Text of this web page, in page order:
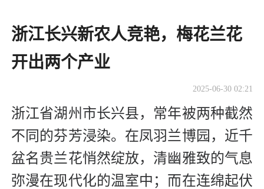
浙江长兴新农人竞艳，梅花兰花
开出两个产业
2025-06-30 02:21
浙江省湖州市长兴县，常年被两种截然
不同的芬芳浸染。在凤羽兰博园，近千
盆名贵兰花悄然绽放，清幽雅致的气息
弥漫在现代化的温室中；而在连绵起伏